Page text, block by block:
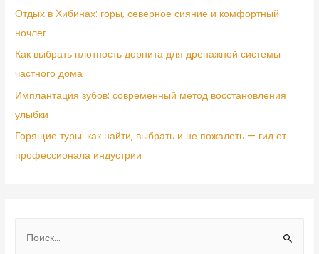
Отдых в Хибинах: горы, северное сияние и комфортный
ночлег
Как выбрать плотность дорнита для дренажной системы
частного дома
Имплантация зубов: современный метод восстановления
улыбки
Горящие туры: как найти, выбрать и не пожалеть — гид от
профессионала индустрии